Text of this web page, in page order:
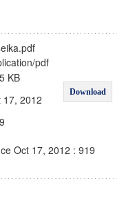
pdf
Download
KB
17, 2012
Oct 17, 2012 : 919